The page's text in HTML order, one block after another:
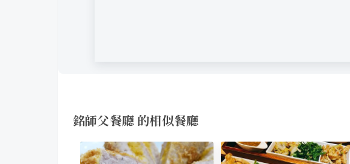
銘師父餐廳 的相似餐廳